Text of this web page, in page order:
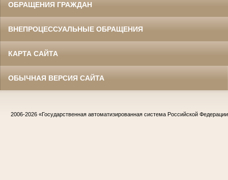
ОБРАЩЕНИЯ ГРАЖДАН
ВНЕПРОЦЕССУАЛЬНЫЕ ОБРАЩЕНИЯ
КАРТА САЙТА
ОБЫЧНАЯ ВЕРСИЯ САЙТА
2006-2026 «Государственная автоматизированная система Российской